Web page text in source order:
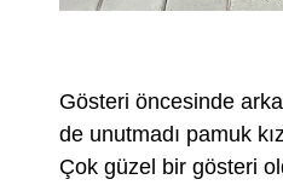
Gösteri öncesinde
de unutmadı pamuk
Çok güzel bir gösteri